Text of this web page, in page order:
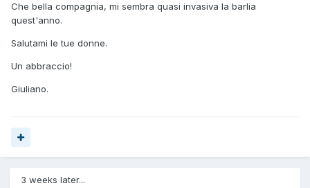
Che bella compagnia, mi sembra quasi invasiva la barlia
quest'anno.
Salutami le tue donne.
Un abbraccio!
Giuliano.
3 weeks later...